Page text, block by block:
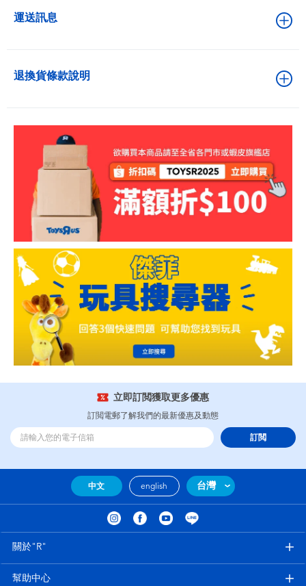
運送訊息
退換貨條款說明
立即訂閲獲取更多優惠
訂閲電郵了解我們的最新優惠及動態
訂閲
中文 english 台灣
關於"R"
幫助中心